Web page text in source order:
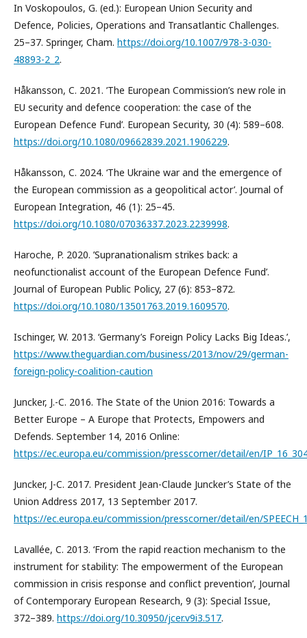
In Voskopoulos, G. (ed.): European Union Security and
Defence, Policies, Operations and Transatlantic Challenges.
25–37. Springer, Cham. https://doi.org/10.1007/978-3-030-
48893-2_2.
Håkansson, C. 2021. ’The European Commission’s new role in
EU security and defence cooperation: the case of the
European Defence Fund’. European Security, 30 (4): 589–608.
https://doi.org/10.1080/09662839.2021.1906229.
Håkansson, C. 2024. ‘The Ukraine war and the emergence of
the European commission as a geopolitical actor’. Journal of
European Integration, 46 (1): 25–45.
https://doi.org/10.1080/07036337.2023.2239998.
Haroche, P. 2020. ’Supranationalism strikes back: a
neofunctionalist account of the European Defence Fund’.
Journal of European Public Policy, 27 (6): 853–872.
https://doi.org/10.1080/13501763.2019.1609570.
Ischinger, W. 2013. ‘Germany’s Foreign Policy Lacks Big Ideas.’,
https://www.theguardian.com/business/2013/nov/29/german-
foreign-policy-coalition-caution
Juncker, J.-C. 2016. The State of the Union 2016: Towards a
Better Europe – A Europe that Protects, Empowers and
Defends. September 14, 2016 Online:
https://ec.europa.eu/commission/presscorner/detail/en/
Juncker, J-C. 2017. President Jean-Claude Juncker’s State of the
Union Address 2017, 13 September 2017.
https://ec.europa.eu/commission/presscorner/detail/en/
Lavallée, C. 2013. ‘From the rapid reaction mechanism to the
instrument for stability: The empowerment of the European
commission in crisis response and conflict prevention’, Journal
of Contemporary European Research, 9 (3): Special Issue,
372–389. https://doi.org/10.30950/jcer.v9i3.517.